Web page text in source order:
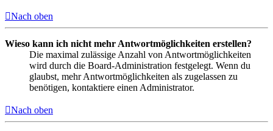
Nach oben
Wieso kann ich nicht mehr Antwortmöglichkeiten erstellen?
Die maximal zulässige Anzahl von Antwortmöglichkeiten
wird durch die Board-Administration festgelegt. Wenn du
glaubst, mehr Antwortmöglichkeiten als zugelassen zu
benötigen, kontaktiere einen Administrator.
Nach oben